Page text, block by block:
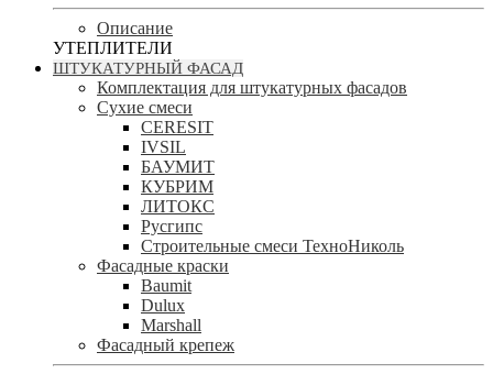
Описание
УТЕПЛИТЕЛИ
ШТУКАТУРНЫЙ ФАСАД
Комплектация для штукатурных фасадов
Сухие смеси
CERESIT
IVSIL
БАУМИТ
КУБРИМ
ЛИТОКС
Русгипс
Строительные смеси ТехноНиколь
Фасадные краски
Baumit
Dulux
Marshall
Фасадный крепеж